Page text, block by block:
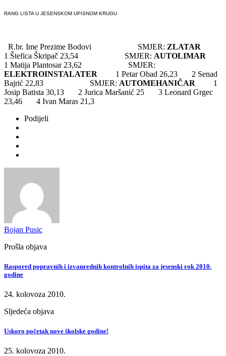
RANG LISTA U JESENSKOM UPISNOM KRUGU
R.br. Ime Prezime Bodovi SMJER: ZLATAR
1 Štefica Škripač 23,54 SMJER: AUTOLIMAR
1 Matija Plantosar 23,62 SMJER:
ELEKTROINSTALATER 1 Petar Obad 26,23 2 Senad
Bajrić 22,83 SMJER: AUTOMEHANIČAR 1
Josip Batista 30,13 2 Jurica Maršanić 25 3 Leonard Grgec
23,46 4 Ivan Maras 21,3
Podijeli
Bojan Pusic
Prošla objava
Raspored popravnih i izvanrednih kontrolnih ispita za jesenski rok 2010.
godine
24. kolovoza 2010.
Sljedeća objava
Uskoro početak nove školske godine!
25. kolovoza 2010.